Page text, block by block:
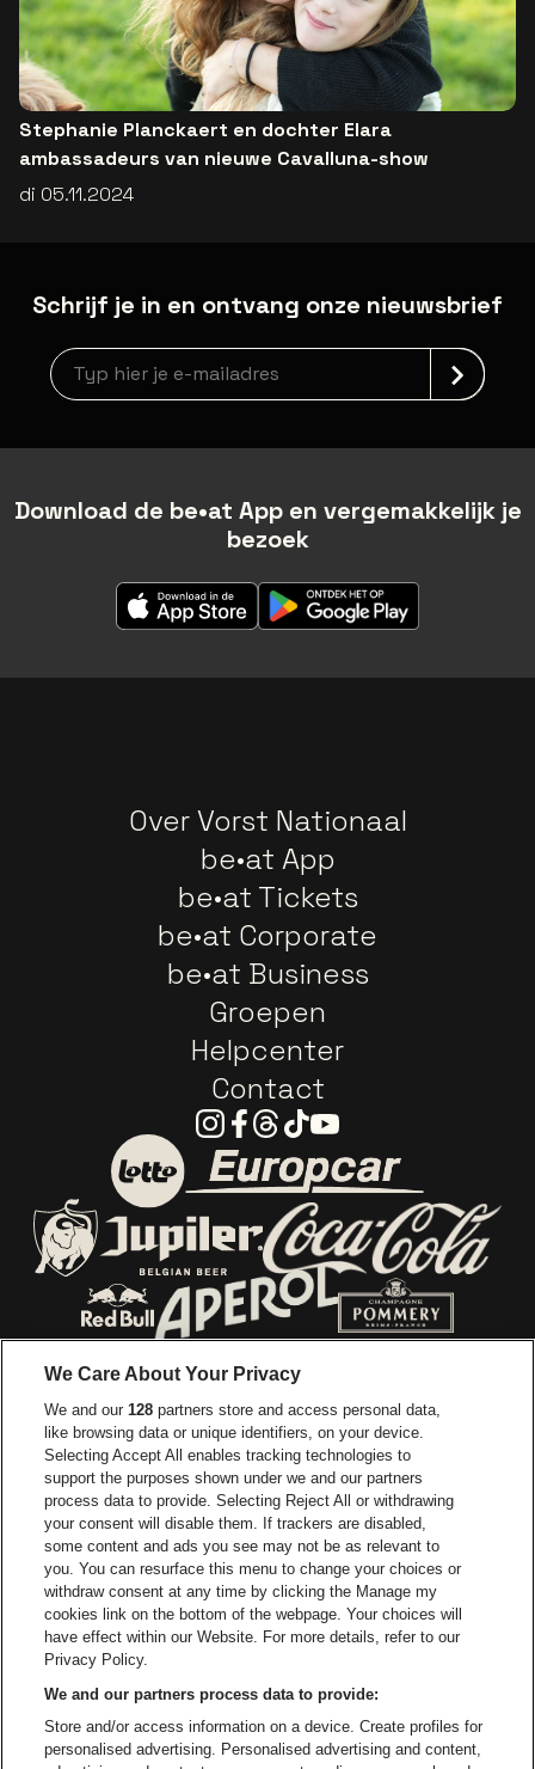
Stephanie Planckaert en dochter Elara
ambassadeurs van nieuwe Cavalluna-show
di 05.11.2024
Schrijf je in en ontvang onze nieuwsbrief
Nieuwsbrief aanmelding
Download de be•at App en vergemakkelijk je
bezoek
Over Vorst Nationaal
be•at App
be•at Tickets
be•at Corporate
be•at Business
Groepen
Helpcenter
Contact
Instagram
Facebook
Threads
TiktokYoutube
Ga naar de website van Lotto
Ga naar de website van
Ga naar de website van JupilerGa naar de
Ga naar de website van Red BullGa naar de
Ga naar de website van Het logo van
Ga naar de
Ga naar de website van Croky
Ga naar de website van
Ga naar de website van Le Soir
Ga naar de
Ga naar de website van
Vorst Nationaal is een deel van be•at
Vorst Nationaal
Be-At Venues
Schijnpoortweg 119, 2170 Antwerpen
BTW (BE) 0461.051.688 - RPR Antwerpen
We Care About Your Privacy
We and our128 partners store and access personal data,
like browsing data or unique identifiers, on your device.
Selecting Accept All enables tracking technologies to
support the purposes shown under we and our partners
process data to provide. Selecting Reject All or withdrawing
your consent will disable them. If trackers are disabled,
some content and ads you see may not be as relevant to
you. You can resurface this menu to change your choices or
withdraw consent at any time by clicking the Manage my
cookies link on the bottom of the webpage. Your choices will
have effect within our Website. For more details, refer to our
Privacy Policy.
We and our partners process data to provide:
Store and/or access information on a device. Create profiles for
personalised advertising. Personalised advertising and content,